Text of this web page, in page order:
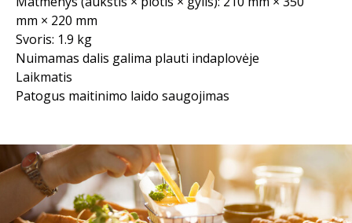
mm × 220 mm
Svoris: 1.9 kg
Nuimamas dalis galima plauti indaplovėje
Laikmatis
Patogus maitinimo laido saugojimas